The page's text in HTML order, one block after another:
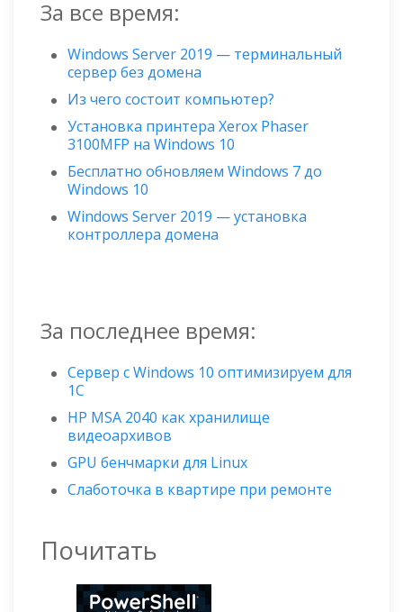
За все время:
Windows Server 2019 — терминальный
сервер без домена
Из чего состоит компьютер?
Установка принтера Xerox Phaser
3100MFP на Windows 10
Бесплатно обновляем Windows 7 до
Windows 10
Windows Server 2019 — установка
контроллера домена
За последнее время:
Сервер с Windows 10 оптимизируем для
1С
HP MSA 2040 как хранилище
видеоархивов
GPU бенчмарки для Linux
Слаботочка в квартире при ремонте
Почитать